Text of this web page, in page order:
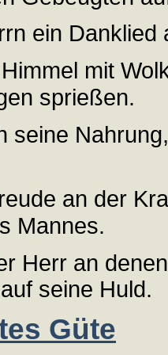
ein
mit
sprießen.
seine
an der
Mannes.
Herr an
seine Huld.
Güte